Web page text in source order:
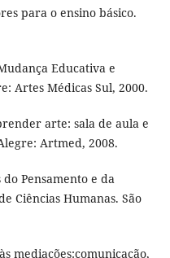
para o ensino básico.
Educativa e
Artes Médicas Sul, 2000.
arte: sala de aula e
Artmed, 2008.
do Pensamento e da
Ciências Humanas. São
mediações:comunicação,